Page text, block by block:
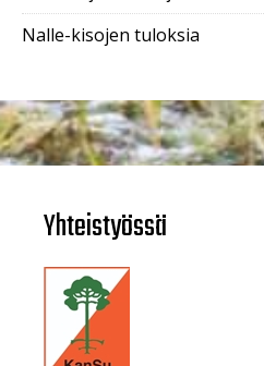
Nalle-kisojen tuloksia
Yhteistyössä